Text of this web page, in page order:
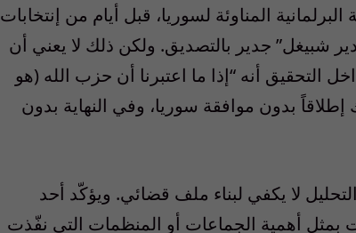
المناوئة لسوريا، قبل أيام من إنتخابات
شبيغل” جدير بالتصديق. ولكن ذلك لا يعني أن
التحقيق أنه “إذا ما اعتبرنا أن حزب الله (هو
بدون موافقة سوريا، وفي النهاية بدون
لا يكفي لبناء ملف قضائي. ويؤكّد أحد
بمثل أهمية الجماعات أو المنظمات التي نفّذت